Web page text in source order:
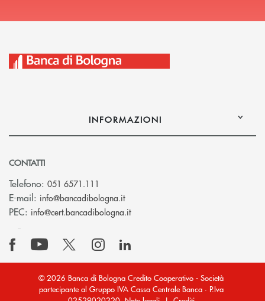
INFORMAZIONI
CONTATTI
Telefono: 051 6571.111
E-mail: info@bancadibologna.it(si apre l’app di posta elettronica)
PEC: info@cert.bancadibologna.it(si apre l’app di posta
© 2026 Banca di Bologna Credito Cooperativo - Società
partecipante al Gruppo IVA Cassa Centrale Banca · P.Iva